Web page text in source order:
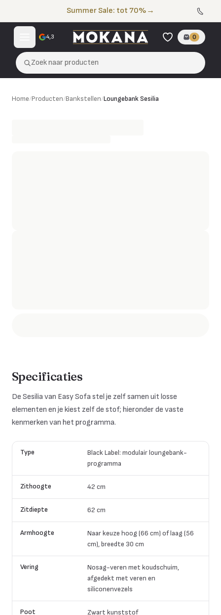
Summer Sale: tot 70% →
4,3 0
Zoek naar producten
Loungebank Sesilia
Home/Producten/Bankstellen/Loungebank Sesilia
Specificaties
De Sesiliavan Easy Sofa stel je zelf samen uit losse
elementen en je kiest zelf de stof; hieronder de vaste
kenmerken van het programma.
Type
Black Label: modulair loungebank-
programma
Zithoogte 42 cm
Zitdiepte 62 cm
Armhoogte
Naar keuze hoog (66 cm) of laag (56
cm), breedte 30 cm
Vering
Nosag-veren met koudschuim,
afgedekt met veren en
siliconenvezels
Poot Zwart kunststof